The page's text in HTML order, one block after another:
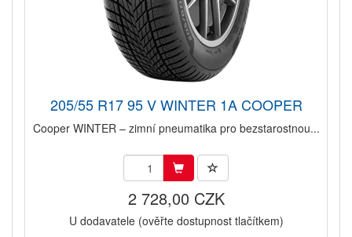
205/55 R17 95 V WINTER 1A COOPER
Cooper WINTER – zimní pneumatika pro bezstarostnou...
2 728,00 CZK
U dodavatele (ověřte dostupnost tlačítkem)